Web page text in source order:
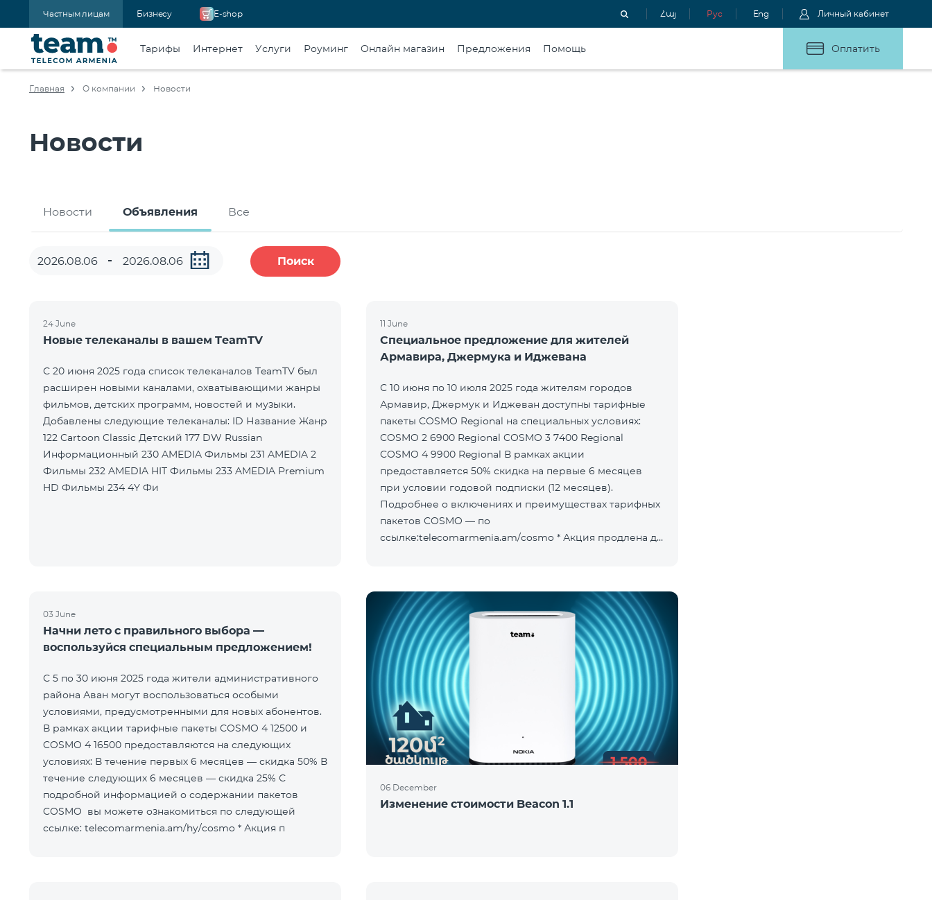
Частным лицам Бизнесу E-shop Հայ Рус Eng Личный кабинет
Тарифы Интернет Услуги Роуминг Онлайн магазин Предложения Помощь Оплатить
Главная О компании Новости
Новости
Новости Объявления Все
Поиск
24 June
Новые телеканалы в вашем TeamTV
С 20 июня 2025 года список телеканалов TeamTV был
расширен новыми каналами, охватывающими жанры
фильмов, детских программ, новостей и музыки.
Добавлены следующие телеканалы: ID Название Жанр
122 Cartoon Classic Детский 177 DW Russian
Информационный 230 AMEDIA Фильмы 231 AMEDIA 2
Фильмы 232 AMEDIA HIT Фильмы 233 AMEDIA Premium
HD Фильмы 234 4Y Фи
11 June
Специальное предложение для жителей
Армавира, Джермука и Иджевана
С 10 июня по 10 июля 2025 года жителям городов
Армавир, Джермук и Иджеван доступны тарифные
пакеты COSMO Regional на специальных условиях:
COSMO 2 6900 Regional COSMO 3 7400 Regional
COSMO 4 9900 Regional В рамках акции
предоставляется 50% скидка на первые 6 месяцев
при условии годовой подписки (12 месяцев).
Подробнее о включениях и преимуществах тарифных
пакетов COSMO — по
ссылке:telecomarmenia.am/cosmo * Акция продлена до
03 June
Начни лето с правильного выбора —
воспользуйся специальным предложением!
С 5 по 30 июня 2025 года жители административного
района Аван могут воспользоваться особыми
условиями, предусмотренными для новых абонентов.
В рамках акции тарифные пакеты COSMO 4 12500 и
COSMO 4 16500 предоставляются на следующих
условиях: В течение первых 6 месяцев — скидка 50% В
течение следующих 6 месяцев — скидка 25% С
подробной информацией о содержании пакетов
COSMO вы можете ознакомиться по следующей
ссылке: telecomarmenia.am/hy/cosmo * Акция п
06 December
Изменение стоимости Beacon 1.1